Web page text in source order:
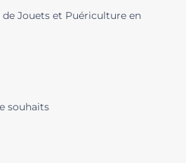
Jouets et Puériculture en
souhaits